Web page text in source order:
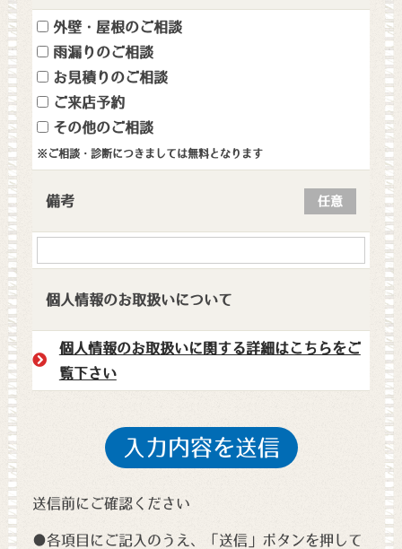
外壁・屋根のご相談
雨漏りのご相談
お見積りのご相談
ご来店予約
その他のご相談
※ご相談・診断につきましては無料となります
備考 任意
個人情報のお取扱いについて
個人情報のお取扱いに関する詳細はこちらをご
覧下さい
送信前にご確認ください
●各項目にご記入のうえ、「送信」ボタンを押して